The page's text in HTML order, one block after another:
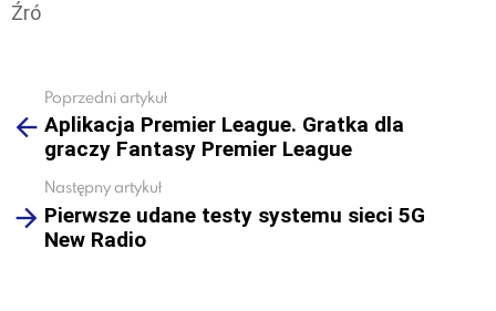
Źró
more
Poprzedni artykuł
Aplikacja Premier League. Gratka dla
graczy Fantasy Premier League
Następny artykuł
Pierwsze udane testy systemu sieci 5G
New Radio